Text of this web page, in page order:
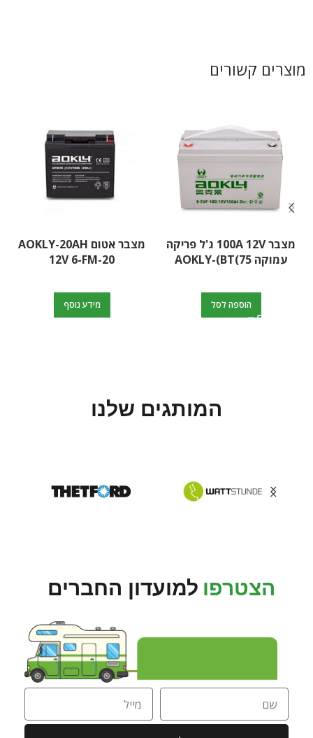
מוצרים קשורים
מצבר 100A 12V ג'ל פריקה
עמוקה AOKLY-(BT(75
הוספה לסל
מצבר אטום AOKLY-20AH
12V 6-FM-20
מידע נוסף
המותגים שלנו
הצטרפו למועדון החברים